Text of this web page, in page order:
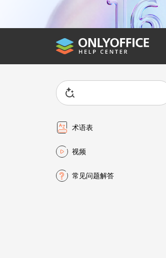
术语表
视频
常见问题解答